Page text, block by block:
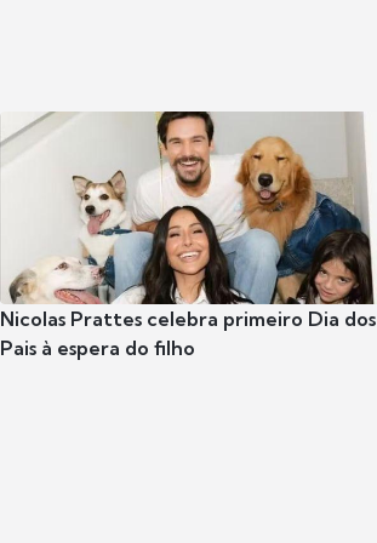
Nicolas Prattes celebra primeiro Dia dos
Pais à espera do filho